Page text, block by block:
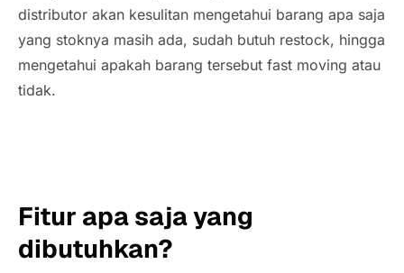
distributor akan kesulitan mengetahui barang apa saja
yang stoknya masih ada, sudah butuh restock, hingga
mengetahui apakah barang tersebut fast moving atau
tidak.
Fitur apa saja yang
dibutuhkan?